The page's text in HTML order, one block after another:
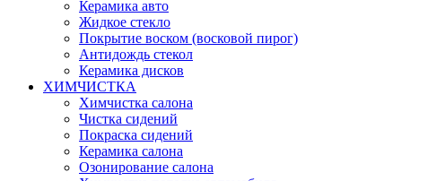
Керамика авто
Жидкое стекло
Покрытие воском (восковой пирог)
Антидождь стекол
Керамика дисков
ХИМЧИСТКА
Химчистка салона
Чистка сидений
Покраска сидений
Керамика салона
Озонирование салона